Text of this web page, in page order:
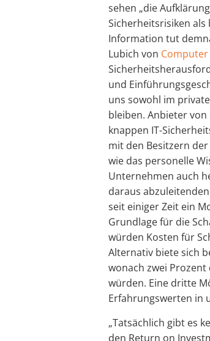
sehen „die
Sicherheitsrisiken
Information tut
Lubich von Computer
und
uns sowohl im
bleiben. Anbieter
knappen IT-
mit den Besitzern
wie das personelle
Unternehmen auch
daraus
seit einiger Zeit ein
Grundlage für die
würden Kosten für
Alternativ biete sich
wonach zwei
würden. Eine dritte
Erfahrungswerten in
„Tatsächlich gibt es
den Return on